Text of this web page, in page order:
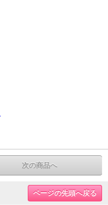
次の商品へ
ページの先頭へ戻る